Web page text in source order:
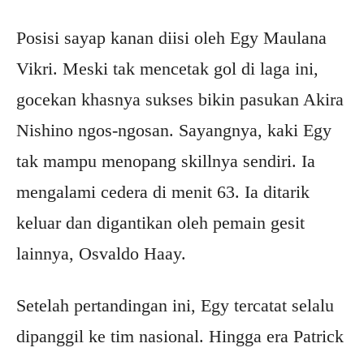
Posisi sayap kanan diisi oleh Egy Maulana
Vikri. Meski tak mencetak gol di laga ini,
gocekan khasnya sukses bikin pasukan Akira
Nishino ngos-ngosan. Sayangnya, kaki Egy
tak mampu menopang skillnya sendiri. Ia
mengalami cedera di menit 63. Ia ditarik
keluar dan digantikan oleh pemain gesit
lainnya, Osvaldo Haay.
Setelah pertandingan ini, Egy tercatat selalu
dipanggil ke tim nasional. Hingga era Patrick